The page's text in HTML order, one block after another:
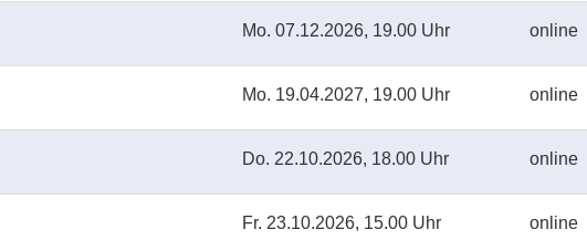
Mo. 07.12.2026, 19.00 Uhr online
Mo. 19.04.2027, 19.00 Uhr online
Do. 22.10.2026, 18.00 Uhr online
Fr. 23.10.2026, 15.00 Uhr online